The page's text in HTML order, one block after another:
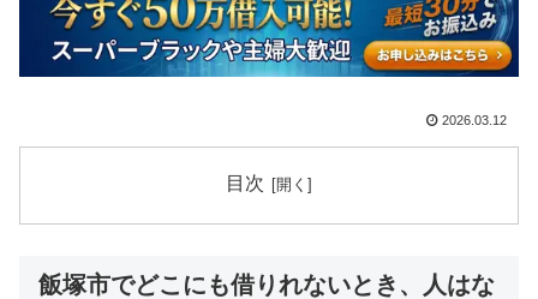
2026.03.12
目次
飯塚市でどこにも借りれないとき、人はな